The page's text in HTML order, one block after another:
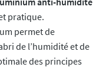
pratique.
permet de
de l’humidité et de
des principes